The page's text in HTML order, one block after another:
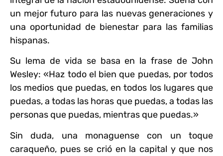
un mejor futuro para las nuevas generaciones y
una oportunidad de bienestar para las familias
hispanas.
Su lema de vida se basa en la frase de John
Wesley: «Haz todo el bien que puedas, por todos
los medios que puedas, en todos los lugares que
puedas, a todas las horas que puedas, a todas las
personas que puedas, mientras que puedas.»
Sin duda, una monaguense con un toque
caraqueño, pues se crió en la capital y que nos